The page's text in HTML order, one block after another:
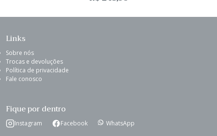
Links
Sobre nós
Trocas e devoluções
Política de privacidade
Fale conosco
Fique por dentro
Instagram Facebook WhatsApp